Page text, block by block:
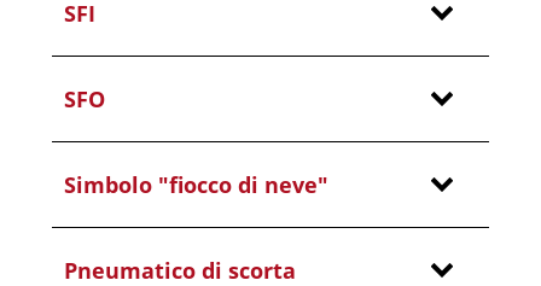
SFI
SFO
Simbolo "fiocco di neve"
Pneumatico di scorta